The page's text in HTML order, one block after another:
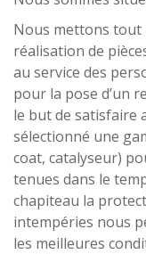
Nous mettons tout
réalisation de
au service des
pour la pose d’un
le but de satisfaire
sélectionné une
coat, catalyseur)
tenues dans le
chapiteau la
intempéries nous
les meilleures